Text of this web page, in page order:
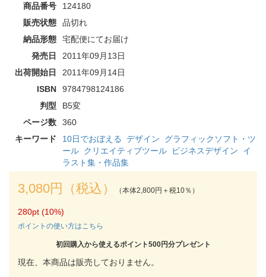
商品番号
124180
販売状態
品切れ
納品形態
宅配便にてお届け
発売日
2011年09月13日
出荷開始日
2011年09月14日
ISBN
9784798124186
判型
B5変
ページ数
360
キーワード
10日でおぼえる デザイン
グラフィックソフト・ツ
ール クリエイティブツール ビジネスデザイン
イ
ラスト集・作品集
3,080円（税込） （本体2,800円＋税10％）
280pt (10%)
ポイントの使い方はこちら
初回購入から使えるポイント500円分プレゼント
現在、本商品は販売しておりません。